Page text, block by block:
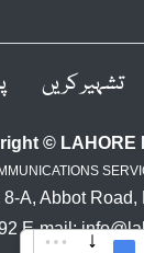
تشہیر کریں
© LAHORE
8-A, Abbot
E-mail: